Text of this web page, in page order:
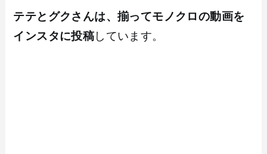
テテとグクさんは、揃ってモノクロの動画を
インスタに投稿しています。